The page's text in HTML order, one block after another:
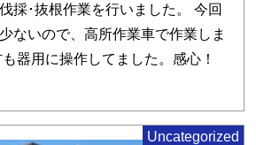
採･抜根作業を行いました。 今回
ないので、高所作業車で作業しま
器用に操作してました。感心！
Uncategorized